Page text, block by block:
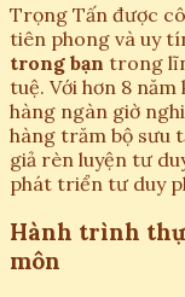
Trọng Tấn được
tiên phong và uy
trong bạn trong
tuệ. Với hơn 8
hàng ngàn giờ
hàng trăm bộ sưu
giả rèn luyện tư
phát triển tư duy
Hành trình
môn